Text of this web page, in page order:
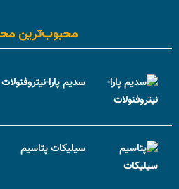
محبوب‌ترین
سدیم پارا-نیتروفنولات
سیلیکات پتاسیم